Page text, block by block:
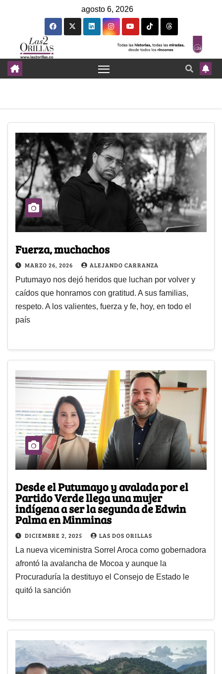
agosto 6, 2026
Fuerza, muchachos
MARZO 26, 2026 ALEJANDO CARRANZA
Putumayo nos dejó heridos que luchan por volver y
caídos que honramos con gratitud. A sus familias,
respeto. A los valientes, fuerza y fe, hoy, en todo el
país
Desde el Putumayo y avalada por el
Partido Verde llega una mujer
indígena a ser la segunda de Edwin
Palma en Minminas
DICIEMBRE 2, 2025 LAS DOS ORILLAS
La nueva viceministra Sorrel Aroca como gobernadora
afrontó la avalancha de Mocoa y aunque la
Procuraduría la destituyo el Consejo de Estado le
quitó la sanción